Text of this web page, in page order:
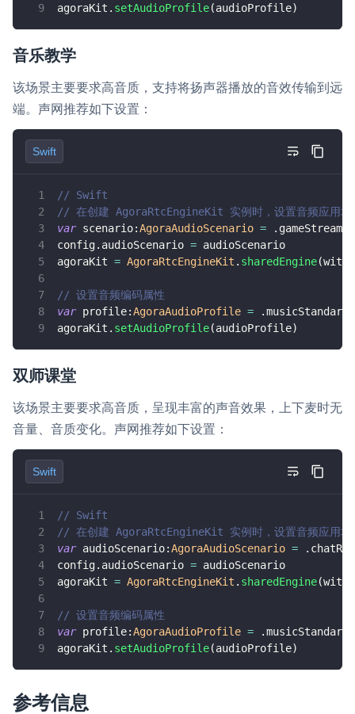
agoraKit . setAudioProfile(audioProfile)
音乐教学
该场景主要要求高音质，支持将扬声器播放的音效传输到远
端。声网推荐如下设置：
Swift
// Swift
// 在创建 AgoraRtcEngineKit 实例时，设置音频应用场
var scenario:AgoraAudioScenario = .
config. audioScenario = audioScenario
agoraKit = AgoraRtcEngineKit . sharedEngine(with
// 设置音频编码属性
var profile:AgoraAudioProfile = .
agoraKit . setAudioProfile(audioProfile)
双师课堂
该场景主要要求高音质，呈现丰富的声音效果，上下麦时无
音量、音质变化。声网推荐如下设置：
Swift
// Swift
// 在创建 AgoraRtcEngineKit 实例时，设置音频应用场
var audioScenario:AgoraAudioScenario = .
config. audioScenario = audioScenario
agoraKit = AgoraRtcEngineKit . sharedEngine(with
// 设置音频编码属性
var profile:AgoraAudioProfile = .
agoraKit . setAudioProfile(audioProfile)
参考信息